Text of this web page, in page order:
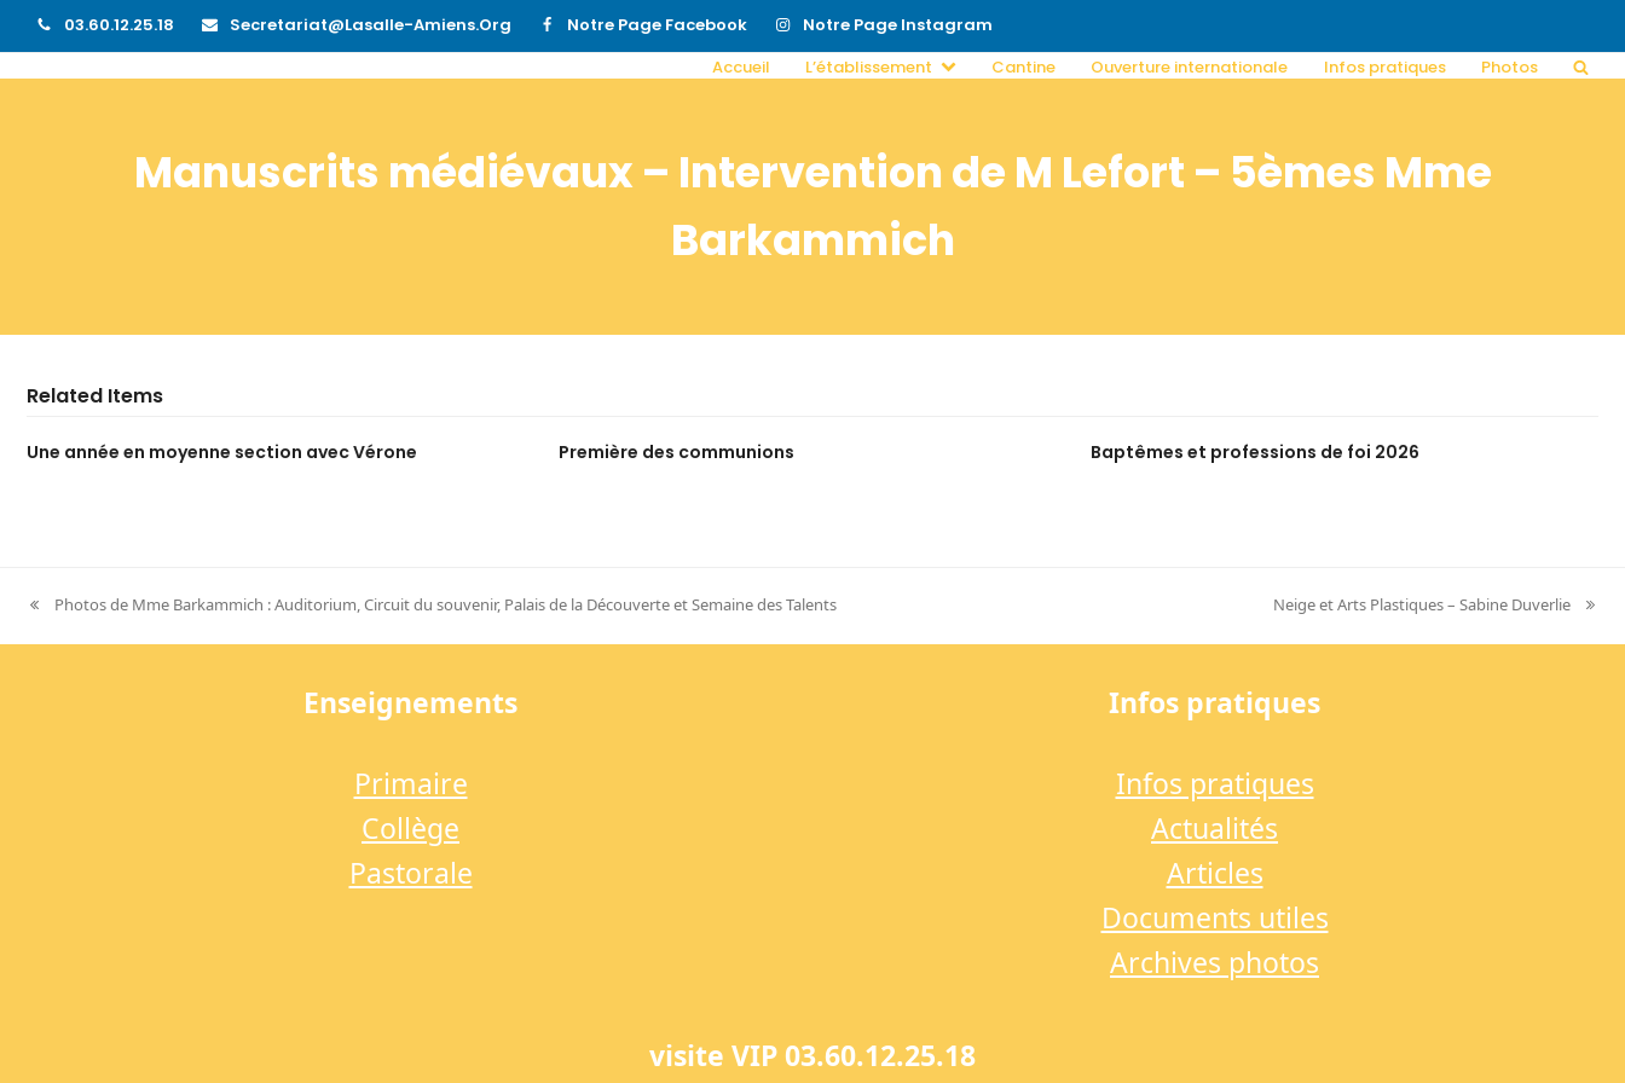
03.60.12.25.18 Secretariat@lasalle-Amiens.org Notre Page Facebook
Notre Page Instagram
Accueil
L’établissement Cantine Ouverture internationale Infos pratiques Photos
Manuscrits médiévaux – Intervention de M Lefort – 5èmes Mme
Barkammich
Related Items
Une année en moyenne section avec Vérone Première des communions Baptêmes et professions de foi 2026
previous
post:
Photos de Mme Barkammich : Auditorium, Circuit du souvenir, Palais de la Découverte et Semaine des Talents
next
post:
Neige et Arts Plastiques – Sabine Duverlie
Enseignements
Primaire
Collège
Pastorale
Infos pratiques
Infos pratiques
Actualités
Articles
Documents utiles
Archives photos
visite VIP 03.60.12.25.18